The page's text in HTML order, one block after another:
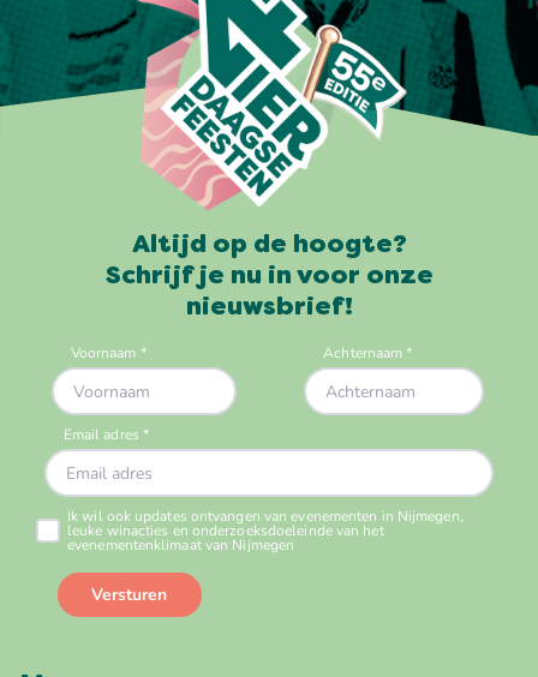
Altijd op de hoogte?
Schrijf je nu in voor onze
nieuwsbrief!